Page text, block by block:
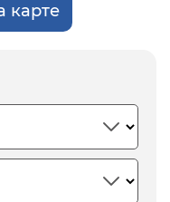
карте